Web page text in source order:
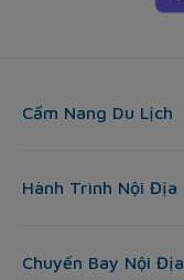
Cẩm Nang Du Lịch
Hành Trình Nội Địa
Chuyến Bay Nội Địa